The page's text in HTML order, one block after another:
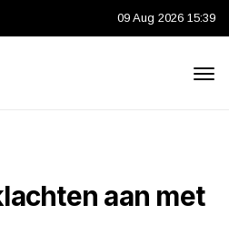
09 Aug 2026 15:39
aan met